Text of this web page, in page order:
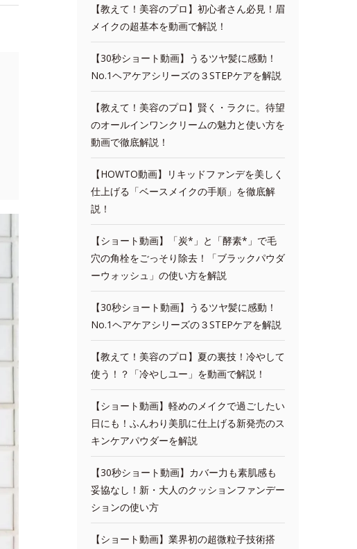
【教えて！美容のプロ】初心者さん必見！眉
メイクの超基本を動画で解説！
【30秒ショート動画】うるツヤ髪に感動！
No.1ヘアケアシリーズの３STEPケアを解説
【教えて！美容のプロ】賢く・ラクに。待望
のオールインワンクリームの魅力と使い方を
動画で徹底解説！
【HOWTO動画】リキッドファンデを美しく
仕上げる「ベースメイクの手順」を徹底解
説！
【ショート動画】「炭*」と「酵素*」で毛
穴の角栓をごっそり除去！「ブラックパウダ
ーウォッシュ」の使い方を解説
【30秒ショート動画】うるツヤ髪に感動！
No.1ヘアケアシリーズの３STEPケアを解説
【教えて！美容のプロ】夏の裏技！冷やして
使う！？「冷やしユー」を動画で解説！
【ショート動画】軽めのメイクで過ごしたい
日にも！ふんわり美肌に仕上げる新発売のス
キンケアパウダーを解説
【30秒ショート動画】カバー力も素肌感も
妥協なし！新・大人のクッションファンデー
ションの使い方
【ショート動画】業界初の超微粒子技術搭